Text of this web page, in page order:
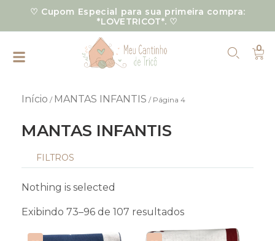
o
conteúdo
♡ Cupom Especial para sua primeira compra:
*LOVETRICOT*. ♡
0
Início / MANTAS INFANTIS / Página 4
MANTAS INFANTIS
FILTROS
Nothing is selected
Exibindo 73–96 de 107 resultados
Classificado